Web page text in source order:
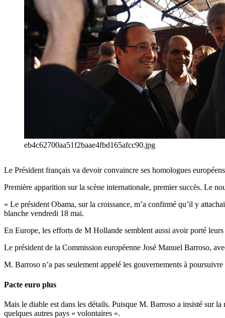
eb4c62700aa51f2baae4fbd165afcc90.jpg
Le Président français va devoir convaincre ses homologues
Première apparition sur la scène internationale, premier succès. Le
« Le président Obama, sur la croissance, m’a confirmé qu’il y
blanche vendredi 18 mai.
En Europe, les efforts de M Hollande semblent aussi avoir porté
Le président de la Commission européenne José Manuel Barroso,
M. Barroso n’a pas seulement appelé les gouvernements à
Pacte euro plus
Mais le diable est dans les détails. Puisque M. Barroso a insisté sur
quelques autres pays « volontaires ».